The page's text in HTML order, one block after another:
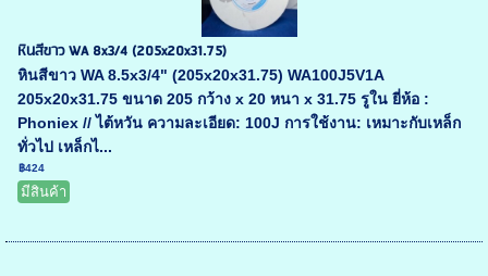
หินสีขาว WA 8x3/4 (205x20x31.75)
หินสีขาว WA 8.5x3/4" (205x20x31.75) WA100J5V1A
205x20x31.75 ขนาด 205 กว้าง x 20 หนา x 31.75 รูใน ยี่ห้อ :
Phoniex // ไต้หวัน ความละเอียด: 100J การใช้งาน: เหมาะกับเหล็ก
ทั่วไป เหล็กไ...
฿424
มีสินค้า